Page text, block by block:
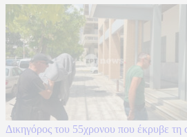
Δικηγόρος του 55χρονου που έκρυβε τη